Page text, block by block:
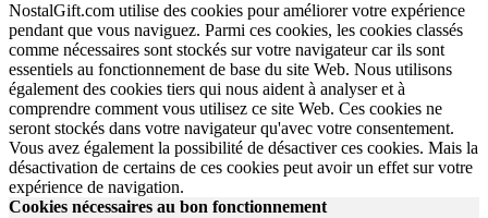
NostalGift.com utilise des cookies pour améliorer votre expérience
pendant que vous naviguez. Parmi ces cookies, les cookies classés
comme nécessaires sont stockés sur votre navigateur car ils sont
essentiels au fonctionnement de base du site Web. Nous utilisons
également des cookies tiers qui nous aident à analyser et à
comprendre comment vous utilisez ce site Web. Ces cookies ne
seront stockés dans votre navigateur qu'avec votre consentement.
Vous avez également la possibilité de désactiver ces cookies. Mais la
désactivation de certains de ces cookies peut avoir un effet sur votre
expérience de navigation.
Cookies nécessaires au bon fonctionnement